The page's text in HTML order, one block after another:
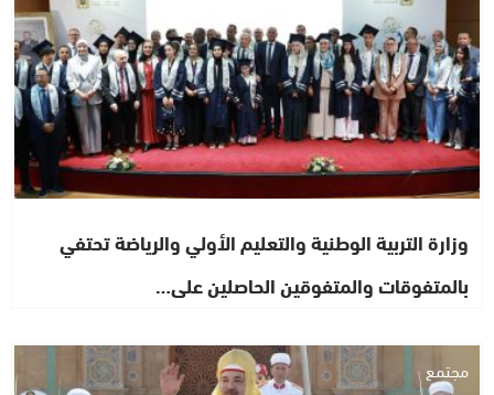
وزارة التربية الوطنية والتعليم الأولي والرياضة تحتفي
بالمتفوقات والمتفوقين الحاصلين على…
مجتمع